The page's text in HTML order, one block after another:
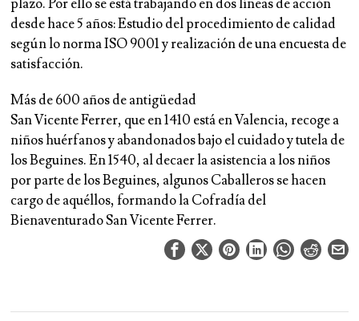
plazo. Por ello se está trabajando en dos líneas de acción
desde hace 5 años: Estudio del procedimiento de calidad
según lo norma ISO 9001 y realización de una encuesta de
satisfacción.
Más de 600 años de antigüedad
San Vicente Ferrer, que en 1410 está en Valencia, recoge a
niños huérfanos y abandonados bajo el cuidado y tutela de
los Beguines. En 1540, al decaer la asistencia a los niños
por parte de los Beguines, algunos Caballeros se hacen
cargo de aquéllos, formando la Cofradía del
Bienaventurado San Vicente Ferrer.